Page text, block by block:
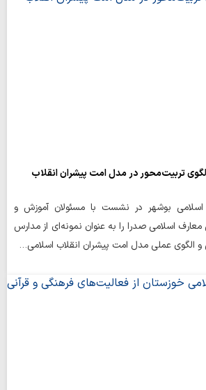
تربیت‌محور در مدل امت پیشران انقلاب
اسلامی بوشهر در نشست با مسئولان آموزش و
اسلامی صدرا را به ‌عنوان نمونه‌ای از مدارس
الگوی عملی مدل امت پیشران انقلاب اسلامی…